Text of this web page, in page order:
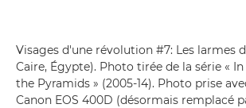
Visages d'une révolution #7: Les larmes
Caire, Égypte). Photo tirée de la série «
the Pyramids » (2005-14). Photo prise
Canon EOS 400D (désormais remplacé